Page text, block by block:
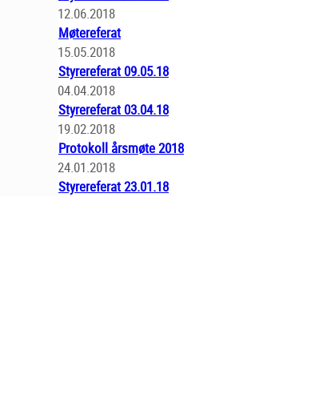
12.06.2018
Møtereferat
15.05.2018
Styrereferat 09.05.18
04.04.2018
Styrereferat 03.04.18
19.02.2018
Protokoll årsmøte 2018
24.01.2018
Styrereferat 23.01.18